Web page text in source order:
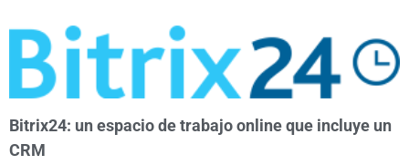
Bitrix24: un espacio de trabajo online que incluye un
CRM